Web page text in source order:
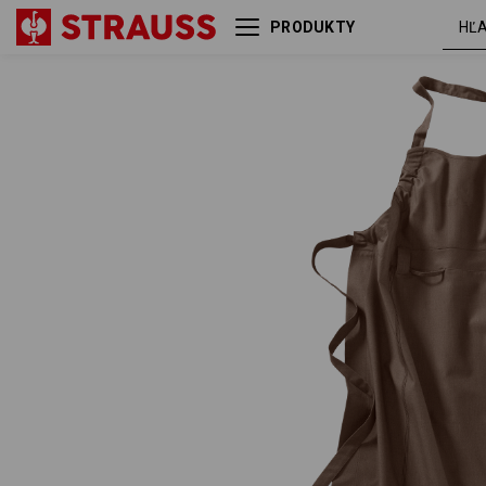
PRODUKTY
Zástera s náprsenkou